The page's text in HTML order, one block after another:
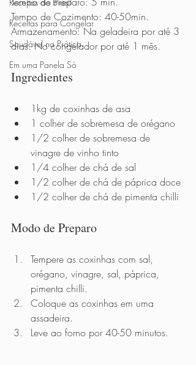
Receitas para Congelar
Saudável na Prática
Em uma Panela Só
Tempo de Cozimento: 40-50min.
Armazenamento: Na geladeira por até 3
dias. No congelador por até 1 mês.
Ingredientes
1kg de coxinhas de asa
1 colher de sobremesa de orégano
1/2 colher de sobremesa de
vinagre de vinho tinto
1/4 colher de chá de sal
1/2 colher de chá de páprica doce
1/2 colher de chá de pimenta chilli
Modo de Preparo
Tempere as coxinhas com sal,
orégano, vinagre, sal, páprica,
pimenta chilli.
Coloque as coxinhas em uma
assadeira.
Leve ao forno por 40-50 minutos.